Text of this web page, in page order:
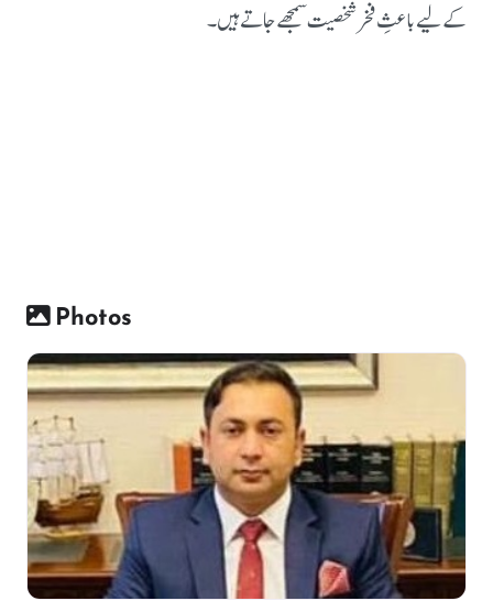
کے لیے باعثِ فخر شخصیت سمجھے جاتے ہیں۔
Photos